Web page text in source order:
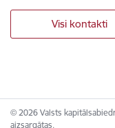
Visi kontakti
© 2026 Valsts
aizsargātas.